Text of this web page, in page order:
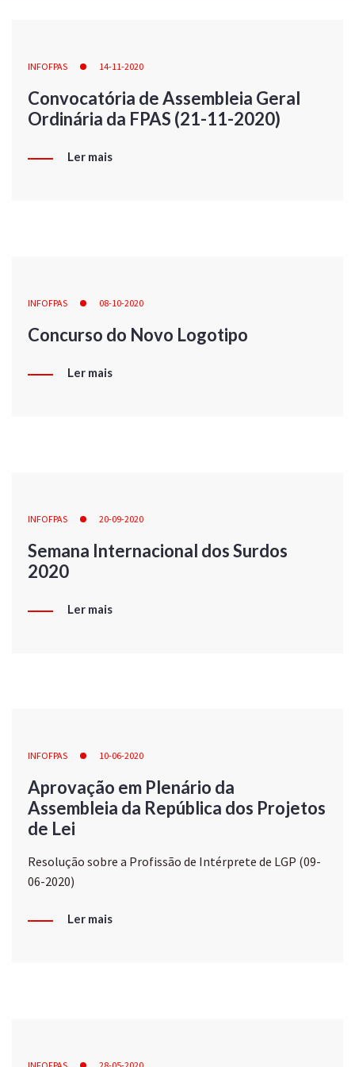
INFOFPAS 14-11-2020
Convocatória de Assembleia Geral
Ordinária da FPAS (21-11-2020)
Ler mais
INFOFPAS 08-10-2020
Concurso do Novo Logotipo
Ler mais
INFOFPAS 20-09-2020
Semana Internacional dos Surdos
2020
Ler mais
INFOFPAS 10-06-2020
Aprovação em Plenário da
Assembleia da República dos Projetos
de Lei
Resolução sobre a Profissão de Intérprete de LGP (09-
06-2020)
Ler mais